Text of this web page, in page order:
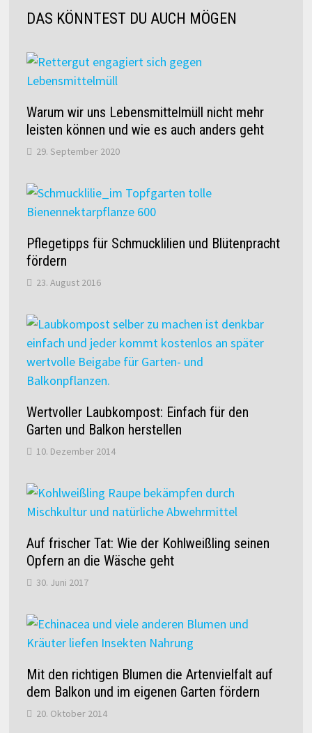
DAS KÖNNTEST DU AUCH MÖGEN
Warum wir uns Lebensmittelmüll nicht mehr
leisten können und wie es auch anders geht
29. September 2020
Pflegetipps für Schmucklilien und Blütenpracht
fördern
23. August 2016
Wertvoller Laubkompost: Einfach für den
Garten und Balkon herstellen
10. Dezember 2014
Auf frischer Tat: Wie der Kohlweißling seinen
Opfern an die Wäsche geht
30. Juni 2017
Mit den richtigen Blumen die Artenvielfalt auf
dem Balkon und im eigenen Garten fördern
20. Oktober 2014